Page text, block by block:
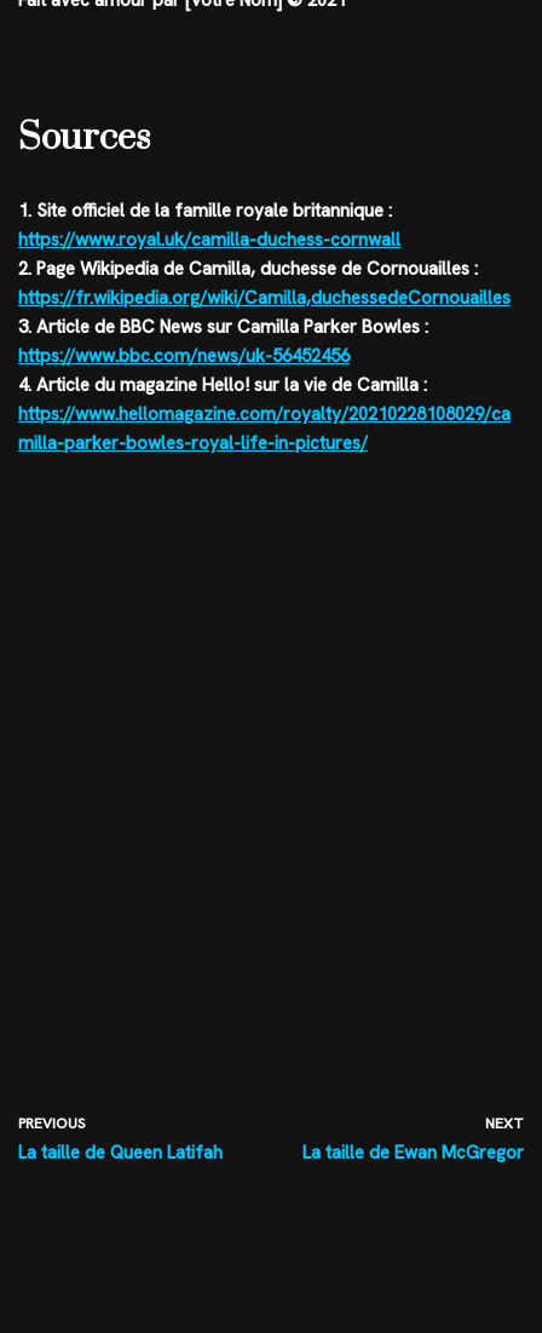
Sources
1. Site officiel de la famille royale britannique :
https://www.royal.uk/camilla-duchess-cornwall
2. Page Wikipedia de Camilla, duchesse de Cornouailles :
https://fr.wikipedia.org/wiki/Camilla,duchessedeCornouailles
3. Article de BBC News sur Camilla Parker Bowles :
https://www.bbc.com/news/uk-56452456
4. Article du magazine Hello! sur la vie de Camilla :
https://www.hellomagazine.com/royalty/20210228108029/ca
milla-parker-bowles-royal-life-in-pictures/
PREVIOUS
La taille de Queen Latifah
NEXT
La taille de Ewan McGregor